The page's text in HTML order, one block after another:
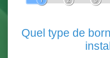
En 5 minutes,
Gratuit, sans pub et
2